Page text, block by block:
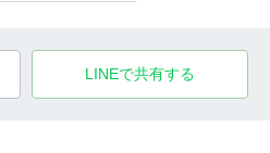
LINEで共有する